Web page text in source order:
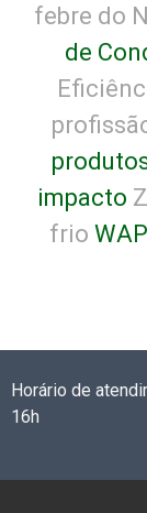
febre do
de
impacto
frio WAP
Horário de
16h